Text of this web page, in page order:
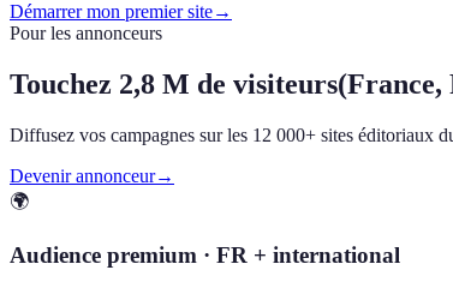
Démarrer mon premier site→
Pour les annonceurs
Touchez 2,8 M de visiteurs(France,
Diffusez vos campagnes sur les 12 000+ sites éditoriaux
Devenir annonceur→
🌍
Audience premium · FR + international